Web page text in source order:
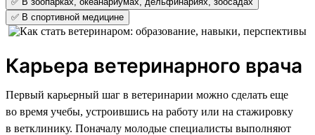
✅ В спортивной медицине
Карьера ветеринарного врача
Первый карьерный шаг в ветеринарии можно сделать еще
во время учебы, устроившись на работу или на стажировку
в ветклинику. Поначалу молодые специалисты выполняют